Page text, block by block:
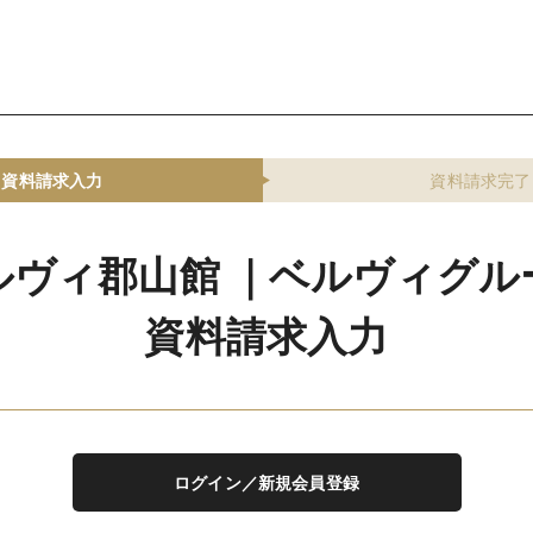
資料請求入力 資料請求完了
ヴィ郡山館 ｜ベルヴィグル
資料請求入力
ログイン／新規会員登録